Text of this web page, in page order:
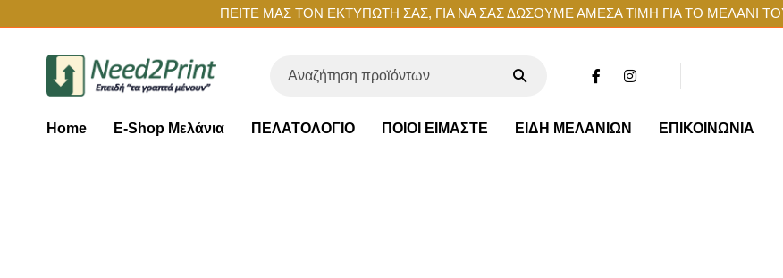
ΠΕΙΤΕ ΜΑΣ ΤΟΝ ΕΚΤΥΠΩΤΗ ΣΑΣ, ΓΙΑ ΝΑ ΣΑΣ ΔΩΣΟΥΜΕ ΑΜΕΣΑ ΤΙΜΗ ΓΙΑ ΤΟ ΜΕΛΑΝΙ
Home E-Shop Μελάνια ΠΕΛΑΤΟΛΟΓΙΟ ΠΟΙΟΙ ΕΙΜΑΣΤΕ ΕΙΔΗ ΜΕΛΑΝΙΩΝ ΕΠΙΚΟΙΝΩΝΙΑ